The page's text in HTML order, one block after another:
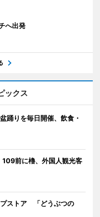
へ出発
ックス
踊りを毎日開催、飲食・
前に櫓、外国人観光客
ストア 「どうぶつの